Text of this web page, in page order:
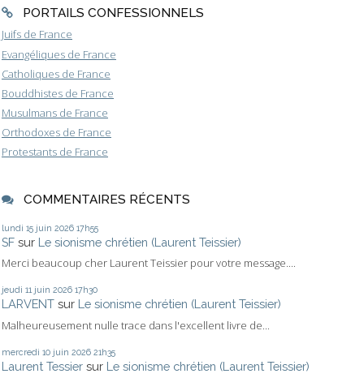
PORTAILS CONFESSIONNELS
Juifs de France
Evangéliques de France
Catholiques de France
Bouddhistes de France
Musulmans de France
Orthodoxes de France
Protestants de France
COMMENTAIRES RÉCENTS
lundi 15 juin 2026 17h55
SF sur Le sionisme chrétien (Laurent Teissier)
Merci beaucoup cher Laurent Teissier pour votre message....
jeudi 11 juin 2026 17h30
LARVENT sur Le sionisme chrétien (Laurent Teissier)
Malheureusement nulle trace dans l'excellent livre de...
mercredi 10 juin 2026 21h35
Laurent Tessier sur Le sionisme chrétien (Laurent Teissier)